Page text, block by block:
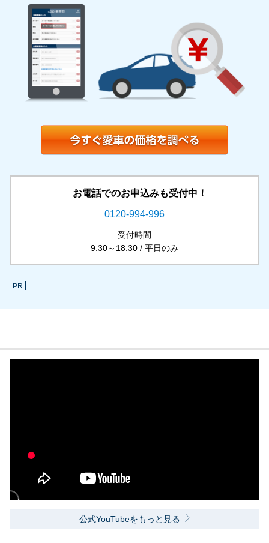
お電話でのお申込みも受付中！
0120-994-996
受付時間
9:30～18:30 / 平日のみ
PR
公式YouTubeをもっと見る